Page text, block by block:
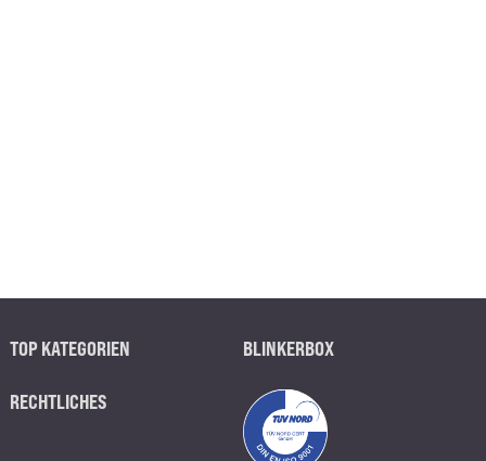
TOP KATEGORIEN BLINKERBOX
RECHTLICHES